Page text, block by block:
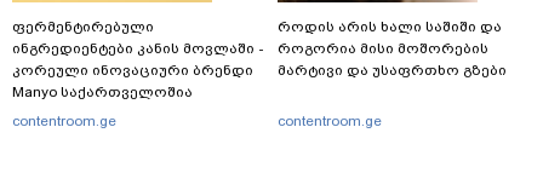
ფერმენტირებული
ინგრედიენტები კანის მოვლაში -
კორეული ინოვაციური ბრენდი
Manyo საქართველოშია
contentroom.ge
როდის არის ხალი საშიში და
როგორია მისი მოშორების
მარტივი და უსაფრთხო გზები
contentroom.ge